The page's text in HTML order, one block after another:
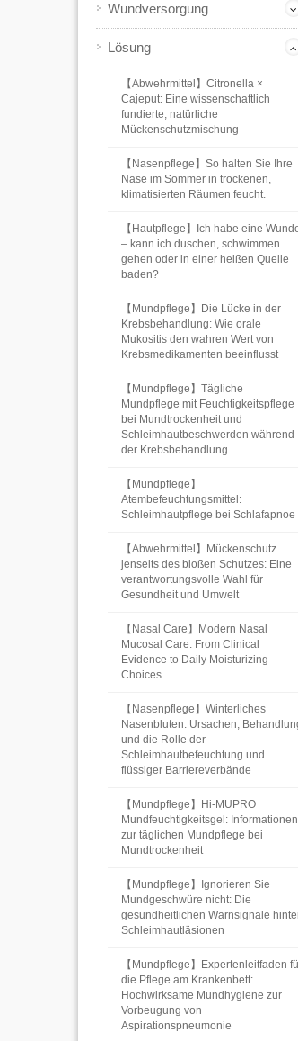
Wundversorgung
Lösung
【Abwehrmittel】Citronella ×
Cajeput: Eine wissenschaftlich
fundierte, natürliche
Mückenschutzmischung
【Nasenpflege】So halten Sie Ihre
Nase im Sommer in trockenen,
klimatisierten Räumen feucht.
【Hautpflege】Ich habe eine
– kann ich duschen, schwimmen
gehen oder in einer heißen Quelle
baden?
【Mundpflege】Die Lücke in der
Krebsbehandlung: Wie orale
Mukositis den wahren Wert von
Krebsmedikamenten beeinflusst
【Mundpflege】Tägliche
Mundpflege mit Feuchtigkeitspflege
bei Mundtrockenheit und
Schleimhautbeschwerden während
der Krebsbehandlung
【Mundpflege】
Atembefeuchtungsmittel:
Schleimhautpflege bei Schlafapnoe
【Abwehrmittel】Mückenschutz
jenseits des bloßen Schutzes: Eine
verantwortungsvolle Wahl für
Gesundheit und Umwelt
【Nasal Care】Modern Nasal
Mucosal Care: From Clinical
Evidence to Daily Moisturizing
Choices
【Nasenpflege】Winterliches
Nasenbluten: Ursachen,
und die Rolle der
Schleimhautbefeuchtung und
flüssiger Barriereverbände
【Mundpflege】Hi-MUPRO
Mundfeuchtigkeitsgel: Informationen
zur täglichen Mundpflege bei
Mundtrockenheit
【Mundpflege】Ignorieren Sie
Mundgeschwüre nicht: Die
gesundheitlichen Warnsignale
Schleimhautläsionen
【Mundpflege】Expertenleitfaden
die Pflege am Krankenbett:
Hochwirksame Mundhygiene zur
Vorbeugung von
Aspirationspneumonie